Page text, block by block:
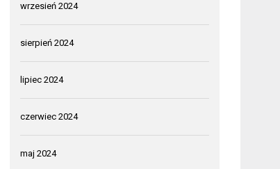
wrzesień 2024
sierpień 2024
lipiec 2024
czerwiec 2024
maj 2024